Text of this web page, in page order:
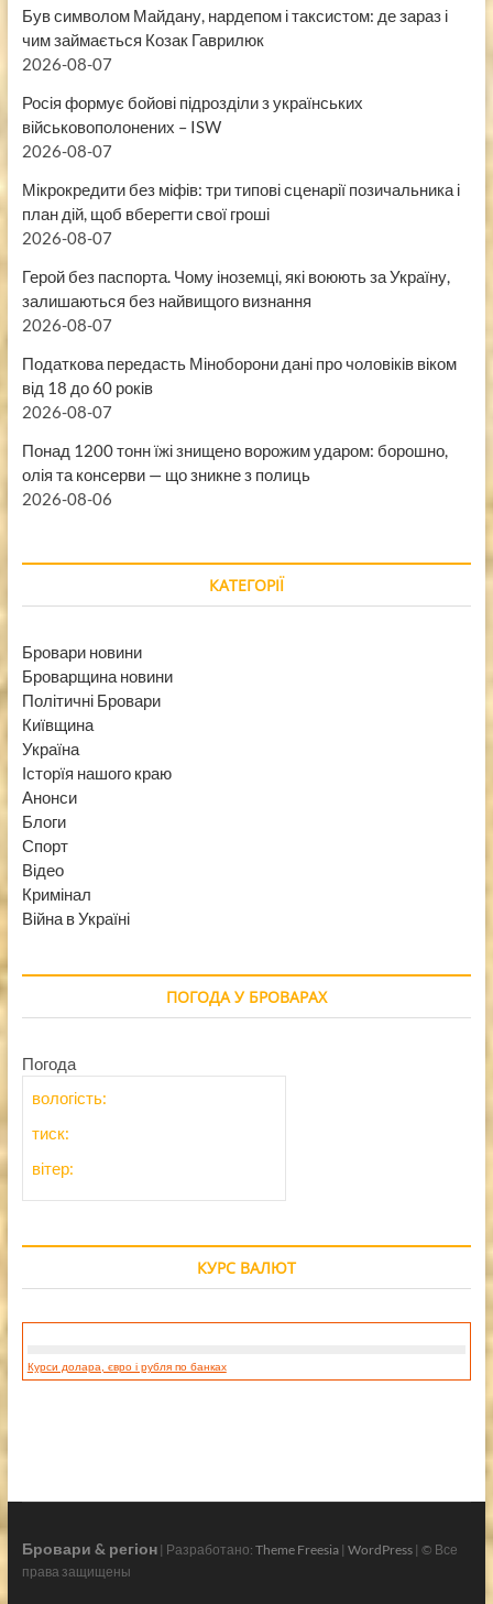
Був символом Майдану, нардепом і таксистом: де зараз і
чим займається Козак Гаврилюк
2026-08-07
Росія формує бойові підрозділи з українських
військовополонених – ISW
2026-08-07
Мікрокредити без міфів: три типові сценарії позичальника і
план дій, щоб вберегти свої гроші
2026-08-07
Герой без паспорта. Чому іноземці, які воюють за Україну,
залишаються без найвищого визнання
2026-08-07
Податкова передасть Міноборони дані про чоловіків віком
від 18 до 60 років
2026-08-07
Понад 1200 тонн їжі знищено ворожим ударом: борошно,
олія та консерви — що зникне з полиць
2026-08-06
КАТЕГОРІЇ
Бровари новини
Броварщина новини
Політичні Бровари
Київщина
Україна
Історїя нашого краю
Анонси
Блоги
Спорт
Відео
Кримінал
Війна в Україні
ПОГОДА У БРОВАРАХ
Погода
вологість:
тиск:
вітер:
КУРС ВАЛЮТ
Курси долара, євро і рубля по банках
Бровари & регіон| Разработано: Theme Freesia| WordPress| © Все
права защищены